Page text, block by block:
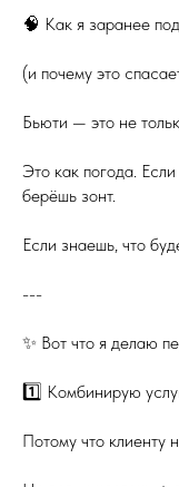
🧠 Как я заранее
(и почему это
Бьюти — это не
Это как погода.
берёшь зонт.
Если знаешь, что
---
✨ Вот что я делаю
1️⃣ Комбинирую
Потому что клиенту